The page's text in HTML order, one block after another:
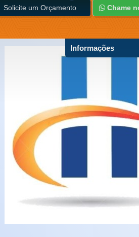
Solicite um Orçamento Chame
Informações